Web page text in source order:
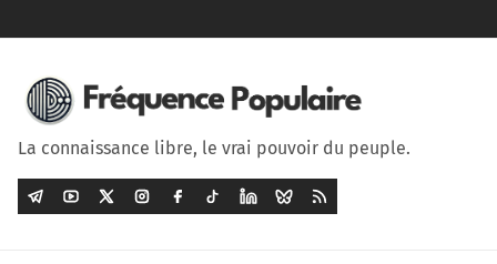
La connaissance libre, le vrai pouvoir du peuple.